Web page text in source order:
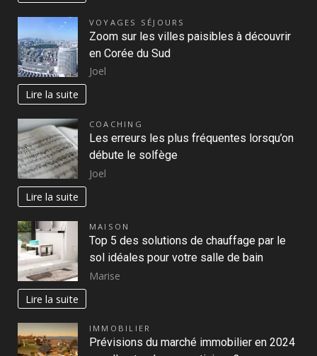
VOYAGES SÉJOURS
Zoom sur les villes paisibles à découvrir
en Corée du Sud
Joel
Lire la suite
COACHING
Les erreurs les plus fréquentes lorsqu’on
débute le solfège
Joel
Lire la suite
MAISON
Top 5 des solutions de chauffage par le
sol idéales pour votre salle de bain
Marise
Lire la suite
IMMOBILIER
Prévisions du marché immobilier en 2024